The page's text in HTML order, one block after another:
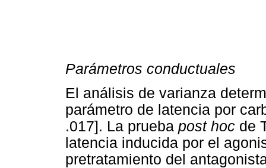
Parámetros conductuales
El análisis de varianza
parámetro de latencia por
.017]. La prueba post hoc de
latencia inducida por el
pretratamiento del